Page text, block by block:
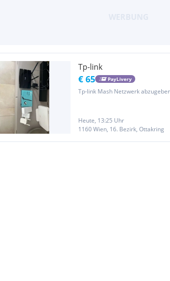
Tp-link
€ 65 PayLivery
Tp-link Mash Netzwerk
Heute, 13:25 Uhr
1160 Wien, 16. Bezirk, Ottakring